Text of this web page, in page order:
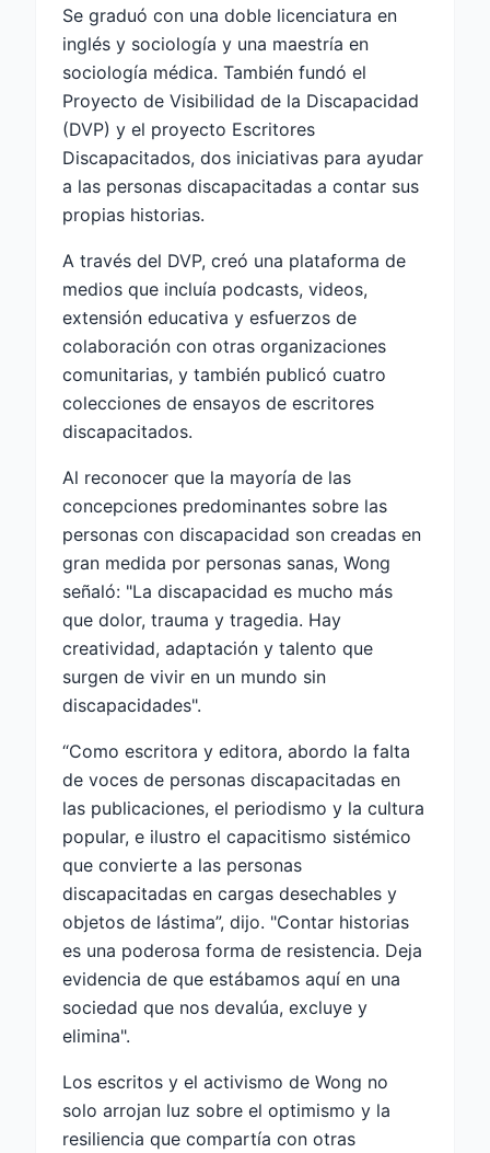
Se graduó con una doble licenciatura en
inglés y sociología y una maestría en
sociología médica. También fundó el
Proyecto de Visibilidad de la Discapacidad
(DVP) y el proyecto Escritores
Discapacitados, dos iniciativas para ayudar
a las personas discapacitadas a contar sus
propias historias.
A través del DVP, creó una plataforma de
medios que incluía podcasts, videos,
extensión educativa y esfuerzos de
colaboración con otras organizaciones
comunitarias, y también publicó cuatro
colecciones de ensayos de escritores
discapacitados.
Al reconocer que la mayoría de las
concepciones predominantes sobre las
personas con discapacidad son creadas en
gran medida por personas sanas, Wong
señaló: "La discapacidad es mucho más
que dolor, trauma y tragedia. Hay
creatividad, adaptación y talento que
surgen de vivir en un mundo sin
discapacidades".
“Como escritora y editora, abordo la falta
de voces de personas discapacitadas en
las publicaciones, el periodismo y la cultura
popular, e ilustro el capacitismo sistémico
que convierte a las personas
discapacitadas en cargas desechables y
objetos de lástima”, dijo. "Contar historias
es una poderosa forma de resistencia. Deja
evidencia de que estábamos aquí en una
sociedad que nos devalúa, excluye y
elimina".
Los escritos y el activismo de Wong no
solo arrojan luz sobre el optimismo y la
resiliencia que compartía con otras